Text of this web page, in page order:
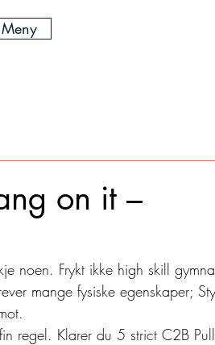
Meny
on it –
noen. Frykt ikke high skill
mange fysiske egenskaper;
regel. Klarer du 5 strict C2B